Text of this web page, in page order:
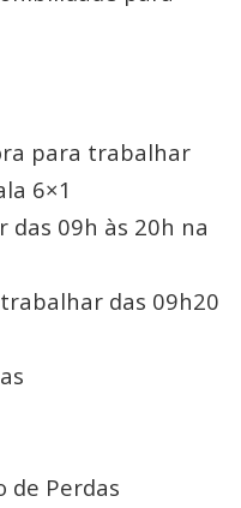
para trabalhar
6×1
09h às 20h na
das 09h20
de Perdas